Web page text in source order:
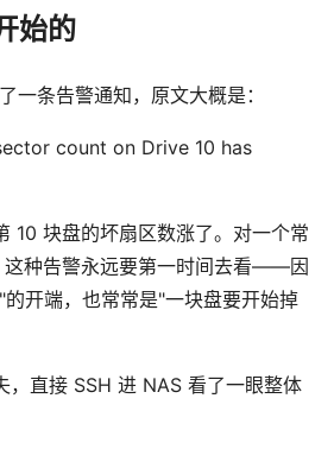
始的
一条告警通知，原文大概是：
count on Drive 10 has
10 块盘的坏扇区数涨了。对一个常
这种告警永远要第一时间去看——因
开端，也常常是"一块盘要开始掉
，直接 SSH 进 NAS 看了一眼整体